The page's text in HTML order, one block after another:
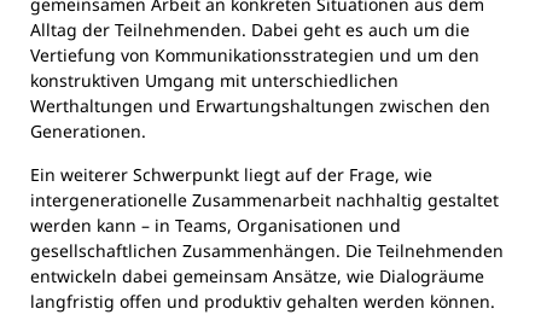
Alltag der Teilnehmenden. Dabei geht es auch um die
Vertiefung von Kommunikationsstrategien und um den
konstruktiven Umgang mit unterschiedlichen
Werthaltungen und Erwartungshaltungen zwischen den
Generationen.
Ein weiterer Schwerpunkt liegt auf der Frage, wie
intergenerationelle Zusammenarbeit nachhaltig gestaltet
werden kann – in Teams, Organisationen und
gesellschaftlichen Zusammenhängen. Die Teilnehmenden
entwickeln dabei gemeinsam Ansätze, wie Dialogräume
langfristig offen und produktiv gehalten werden können.